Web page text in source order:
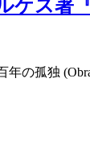
ケス著
孤独